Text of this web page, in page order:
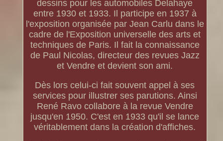
dessins pour les automobiles Delahaye
entre 1930 et 1933. Il participe en 1937 à
l'exposition organisée par Jean Carlu dans le
cadre de l'Exposition universelle des arts et
techniques de Paris. Il fait la connaissance
de Paul Nicolas, directeur des revues Jazz
et Vendre et devient son ami.
Dès lors celui-ci fait souvent appel à ses
services pour illustrer ses parutions. Ainsi
René Ravo collabore à la revue Vendre
jusqu'en 1950. C'est en 1933 qu'il se lance
véritablement dans la création d'affiches.